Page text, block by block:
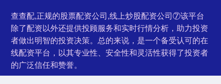
查查配,正规的股票配资公司,线上炒股配资公司⑦该平台
除了配资以外还提供投顾服务和实时行情分析，助力投资
者做出明智的投资决策。总的来说，是一个备受认可的在
线配资平台，以其专业性、安全性和灵活性获得了投资者
的广泛信任和赞誉。